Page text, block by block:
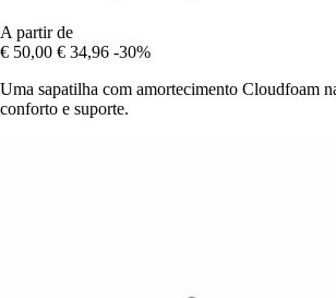
A partir de
€ 50,00 € 34,96 -30%
Uma sapatilha com amortecimento Cloudfoam
conforto e suporte.